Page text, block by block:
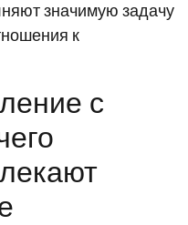
значимую задачу
к
с